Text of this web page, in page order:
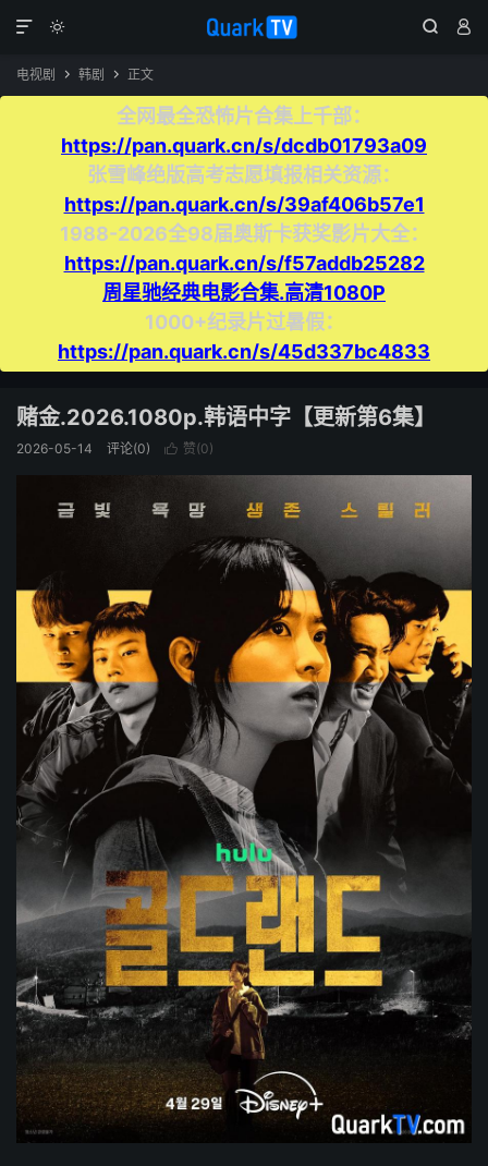
  

电视剧  韩剧  正文
全网最全恐怖片合集上千部：
https://pan.quark.cn/s/dcdb01793a09
张雪峰绝版高考志愿填报相关资源：
https://pan.quark.cn/s/39af406b57e1
1988-2026全98届奥斯卡获奖影片大全：
https://pan.quark.cn/s/f57addb25282
周星驰经典电影合集.高清1080P
1000+纪录片过暑假：
https://pan.quark.cn/s/45d337bc4833
赌金.2026.1080p.韩语中字【更新第6集】
2026-05-14 评论(0)  赞(0)